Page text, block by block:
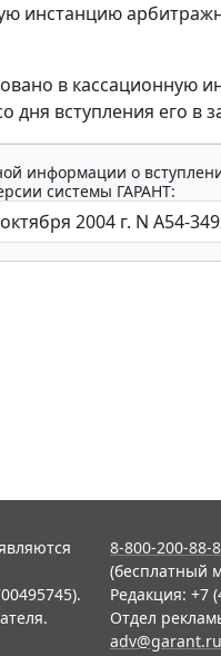
в кассационную
дня вступления его в
информации о
системы ГАРАНТ:
8-800-200-88-
(бесплатный
Редакция: +7
Отдел
adv@garant.ru